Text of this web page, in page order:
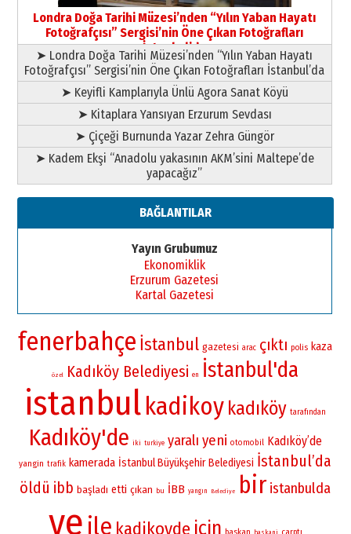
Şampiyonluk Sebahattin Şirin’e
yazar
11 Mayıs 2026 Pazartesi
Londra Doğa Tarihi Müzesi’nden “Yılın Yaban Hayatı
Fotoğrafçısı” Sergisi’nin Öne Çıkan Fotoğrafları
İstanbul’da
➤ Londra Doğa Tarihi Müzesi’nden “Yılın Yaban Hayatı
Fotoğrafçısı” Sergisi’nin Öne Çıkan Fotoğrafları İstanbul’da
➤ Keyifli Kamplarıyla Ünlü Agora Sanat Köyü
➤ Kitaplara Yansıyan Erzurum Sevdası
➤ Çiçeği Burnunda Yazar Zehra Güngör
➤ Kadem Ekşi “Anadolu yakasının AKM’sini Maltepe’de
yapacağız”
BAĞLANTILAR
Yayın Grubumuz
Ekonomiklik
Erzurum Gazetesi
Kartal Gazetesi
fenerbahçe İstanbul gazetesi arac çıktı polis kaza
özel Kadıköy Belediyesi en İstanbul'da
istanbulkadikoy kadıköy tarafından
Kadıköy'de iki turkiye yaralı yeni otomobil Kadıköy’de
yangin trafik kamerada İstanbul Büyükşehir Belediyesi İstanbul’da
öldü ibb başladı etti çıkan bu İBB yangın Belediye bir istanbulda
ve ile kadikoyde için baskan baskani çarptı